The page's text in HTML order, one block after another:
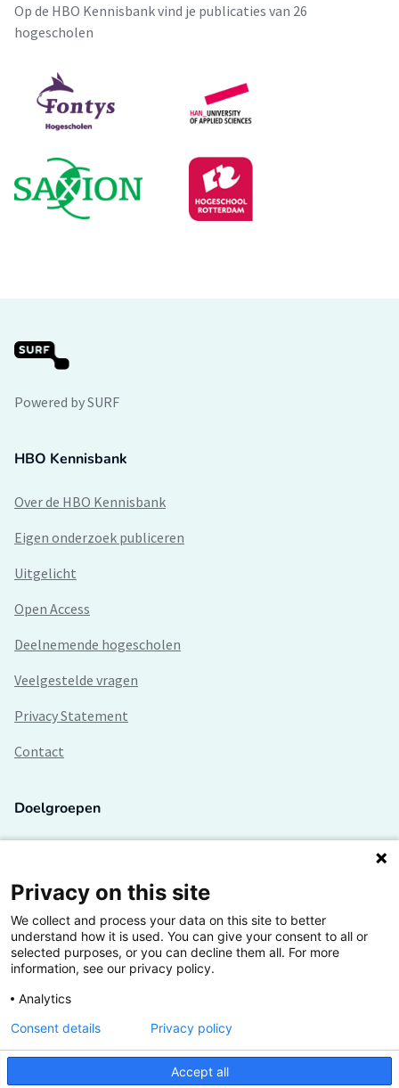
Op de HBO Kennisbank vind je publicaties van 26
hogescholen
Powered by SURF
HBO Kennisbank
Over de HBO Kennisbank
Eigen onderzoek publiceren
Uitgelicht
Open Access
Deelnemende hogescholen
Veelgestelde vragen
Privacy Statement
Contact
Doelgroepen
Lectoren en onderzoekers
Bedrijven
Hogescholen
De grootste kennisbank van het HBO
Privacy on this site
We collect and process your data on this site to better
understand how it is used. You can give your consent to all or
selected purposes, or you can decline them all. For more
information, see our privacy policy.
Analytics
Accept all
Consent details Privacy policy